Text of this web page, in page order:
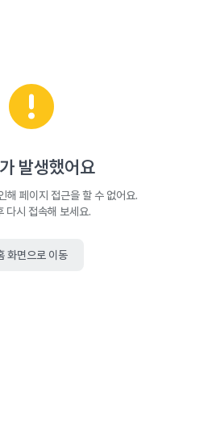
발생했어요
해 페이지 접근을 할 수 없어요.
다시 접속해 보세요.
화면으로 이동